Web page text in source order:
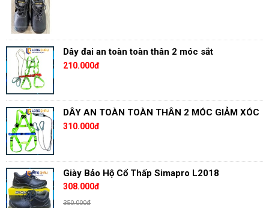
Dây đai an toàn toàn thân 2 móc sắt
210.000đ
DÂY AN TOÀN TOÀN THÂN 2 MÓC GIẢM XÓC
310.000đ
Giày Bảo Hộ Cổ Thấp Simapro L2018
308.000đ
350.000đ